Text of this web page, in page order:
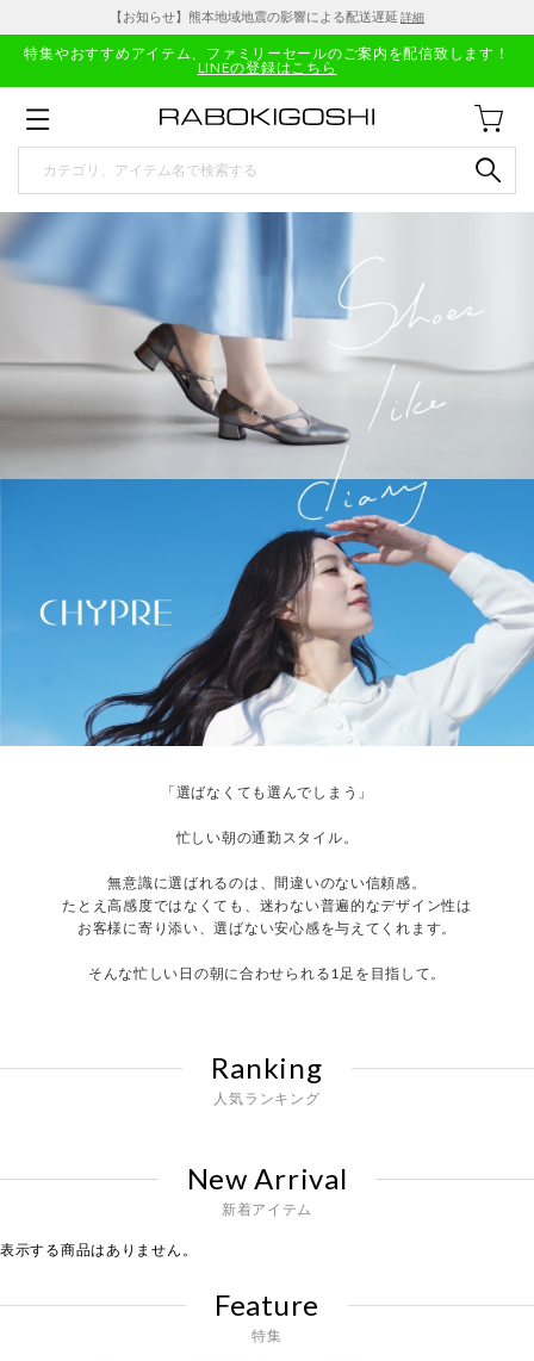
【お知らせ】熊本地域地震の影響による配送遅延 詳細
特集やおすすめアイテム、ファミリーセールのご案内を配信致します！
LINEの登録はこちら
「選ばなくても選んでしまう」
忙しい朝の通勤スタイル。
無意識に選ばれるのは、間違いのない信頼感。
たとえ高感度ではなくても、迷わない普遍的なデザイン性は
お客様に寄り添い、選ばない安心感を与えてくれます。
そんな忙しい日の朝に合わせられる1足を目指して。
Ranking
人気ランキング
New Arrival
新着アイテム
表示する商品はありません。
Feature
特集